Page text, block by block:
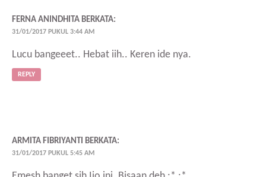
FERNA ANINDHITA BERKATA:
31/01/2017 PUKUL 3:44 AM
Lucu bangeeet.. Hebat iih.. Keren ide nya.
REPLY
ARMITA FIBRIYANTI BERKATA:
31/01/2017 PUKUL 5:45 AM